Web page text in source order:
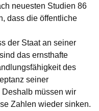
neuesten Studien 86
dass die öffentliche
der Staat an seiner
das ernsthafte
des
seiner
müssen wir
Zahlen wieder sinken.